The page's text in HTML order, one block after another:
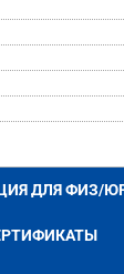
ДЛЯ ФИЗ/